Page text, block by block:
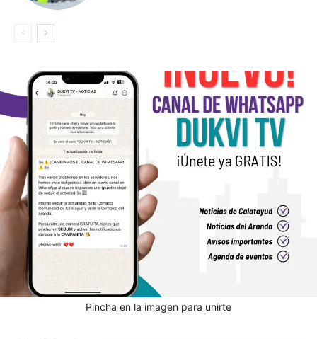
Pincha en la imagen para unirte